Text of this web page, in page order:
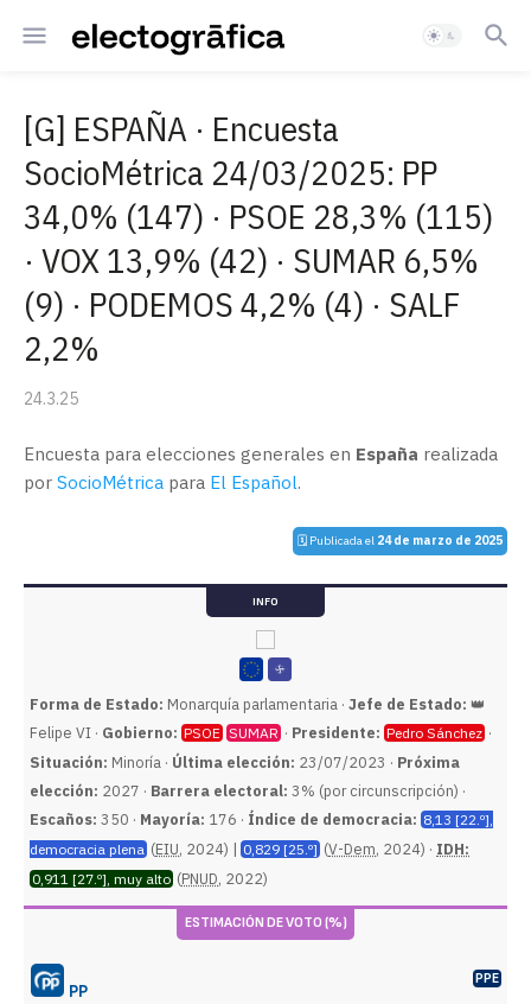
[G] ESPAÑA · Encuesta
SocioMétrica 24/03/2025: PP
34,0% (147) · PSOE 28,3% (115)
· VOX 13,9% (42) · SUMAR 6,5%
(9) · PODEMOS 4,2% (4) · SALF
2,2%
24.3.25
Encuesta para elecciones generales en España realizada
por SocioMétrica para El Español.
🗓️ Publicada el 24 de marzo de 2025
INFO
Forma de Estado: Monarquía parlamentaria · Jefe de Estado: 👑
Felipe VI · Gobierno: PSOE SUMAR · Presidente: Pedro Sánchez ·
Situación: Minoría · Última elección: 23/07/2023 · Próxima
elección: 2027 · Barrera electoral: 3% (por circunscripción) ·
Escaños: 350 · Mayoría: 176 · Índice de democracia: 8,13 [22.º],
democracia plena (EIU, 2024) | 0,829 [25.º] (V-Dem, 2024) · IDH:
0,911 [27.º], muy alto (PNUD, 2022)
ESTIMACIÓN DE VOTO (%)
PP
PPE